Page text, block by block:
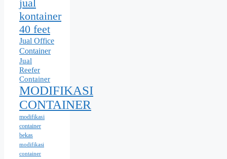
jual
kontainer
40 feet
Jual Office
Container
Jual
Reefer
Container
MODIFIKASI
CONTAINER
modifikasi
container
bekas
modifikasi
container